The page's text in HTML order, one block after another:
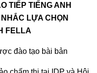
TIẾP TIẾNG ANH
LỰA CHỌN
FELLA
đào tạo bài bản